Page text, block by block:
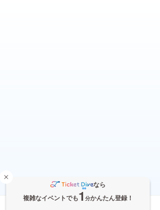
なら
複雑なイベントでも1 分かんたん登録！